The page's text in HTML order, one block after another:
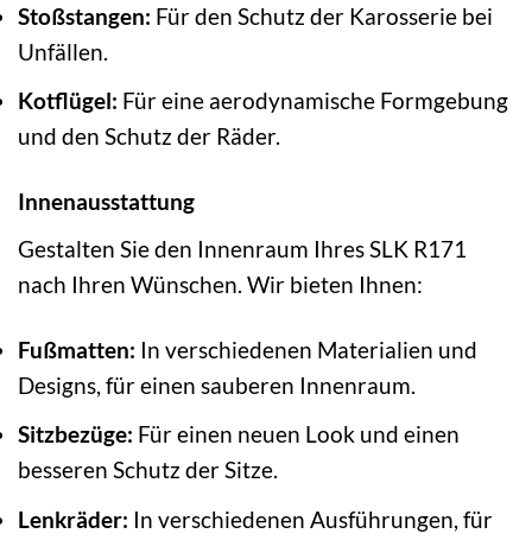
Stoßstangen: Für den Schutz der Karosserie bei
Unfällen.
Kotflügel: Für eine aerodynamische Formgebung
und den Schutz der Räder.
Innenausstattung
Gestalten Sie den Innenraum Ihres SLK R171
nach Ihren Wünschen. Wir bieten Ihnen:
Fußmatten: In verschiedenen Materialien und
Designs, für einen sauberen Innenraum.
Sitzbezüge: Für einen neuen Look und einen
besseren Schutz der Sitze.
Lenkräder: In verschiedenen Ausführungen, für